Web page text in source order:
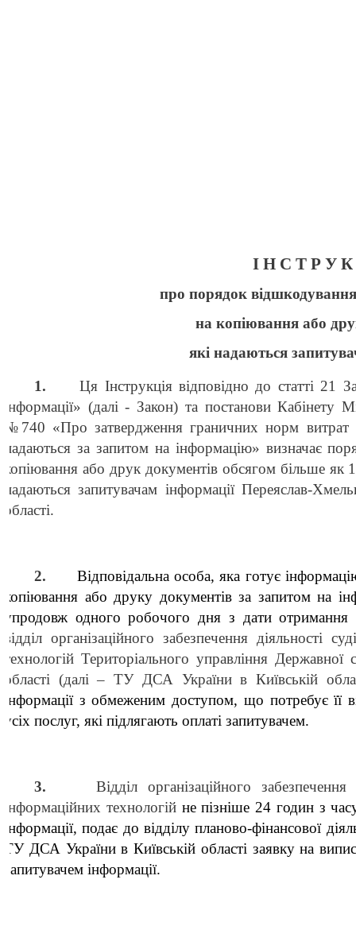
І Н С Т Р У К
про порядок
на копіювання або
які надаються
1.
Ця Інструкція відповідно до статті 21
інформації» (далі - Закон) та постанови Кабінету
№740 «Про затвердження граничних норм
надаються за запитом на інформацію» визначає
копіювання або друк документів обсягом більше як
надаються запитувачам інформації Переяслав-
області.
2.
Відповідальна особа, яка готує
копіювання або друку документів за запитом на
упродовж одного робочого дня з дати
відділ організаційного забезпечення діяльності
технологій Територіального управління Державної
області (далі – ТУ ДСА України в Київській
інформації з обмеженим доступом, що потребує її
усіх послуг, які підлягають оплаті запитувачем.
3.
Відділ організаційного
інформаційних технологійне пізніше 24 годин з
інформації, подає до відділу планово-фінансової
ТУ ДСА України в Київській області заявку на
запитувачем інформації.